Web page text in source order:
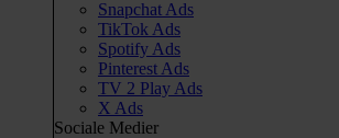
Snapchat Ads
TikTok Ads
Spotify Ads
Pinterest Ads
TV 2 Play Ads
X Ads
Sociale Medier